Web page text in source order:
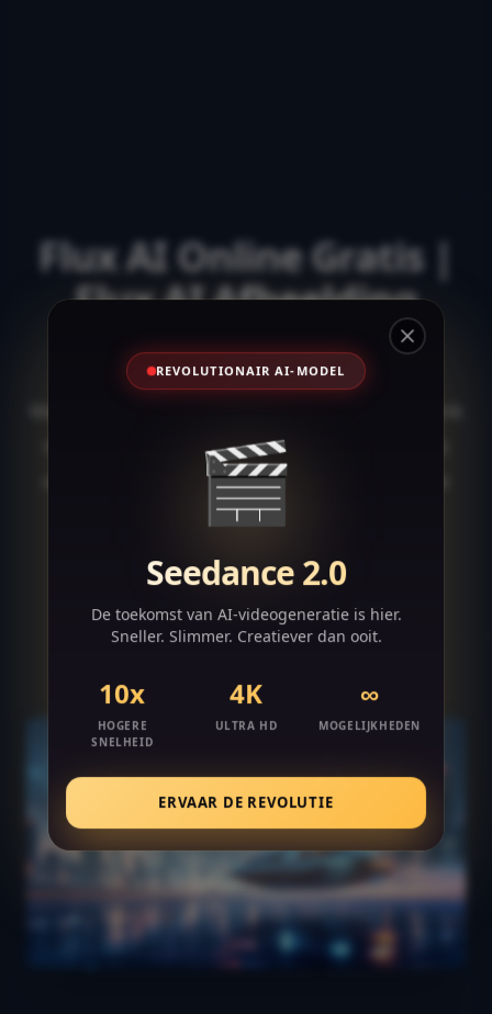
Flux AI Online Gratis |
Flux AI Afbeelding
Generator
met de Flux AI Afbeelding Generator. Gratis
online tool die tekst omzet in professionele
afbeeldingen met geavanceerde AI-
Probeer Flux AI Generator Nu
Close
REVOLUTIONAIR AI-MODEL
🎬
Seedance 2.0
De toekomst van AI-videogeneratie is hier.
Sneller. Slimmer. Creatiever dan ooit.
10x
HOGERE
SNELHEID
4K
ULTRA HD
∞
MOGELIJKHEDEN
ERVAAR DE REVOLUTIE